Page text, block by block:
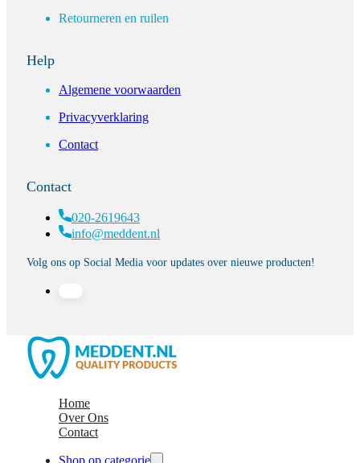
Retourneren en ruilen
Help
Algemene voorwaarden
Privacyverklaring
Contact
Contact
020-2619643
info@meddent.nl
Volg ons op Social Media voor updates over nieuwe producten!
Home
Over Ons
Contact
Shop op categorie